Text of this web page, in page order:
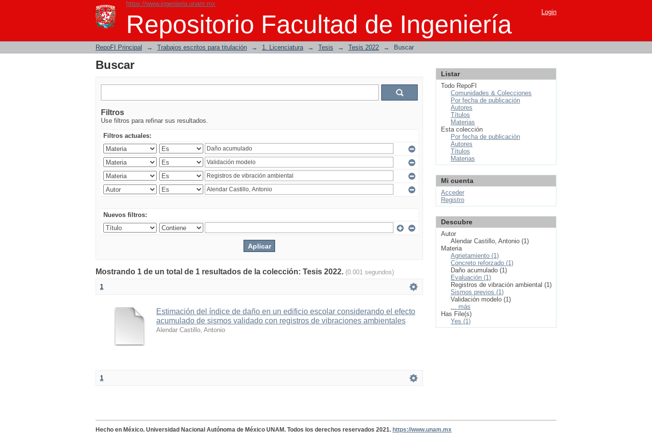
https://www.ingenieria.unam.mx
Repositorio Facultad de Ingeniería
Buscar Login
RepoFI Principal → Trabajos escritos para titulación → 1. Licenciatura → Tesis → Tesis 2022 → Buscar
Buscar
Filtros
Use filtros para refinar sus resultados.
Filtros actuales:
Nuevos filtros:
Mostrando 1 de un total de 1 resultados de la colección: Tesis 2022. (0.001 segundos)
1
Estimación del índice de daño en un edificio escolar considerando el efecto
acumulado de sismos validado con registros de vibraciones ambientales
Alendar Castillo, Antonio
1
Listar
Todo RepoFI
Comunidades & Colecciones
Por fecha de publicación
Autores
Títulos
Materias
Esta colección
Por fecha de publicación
Autores
Títulos
Materias
Mi cuenta
Acceder
Registro
Descubre
Autor
Alendar Castillo, Antonio (1)
Materia
Agrietamiento (1)
Concreto reforzado (1)
Daño acumulado (1)
Evaluación (1)
Registros de vibración ambiental (1)
Sismos previos (1)
Validación modelo (1)
... más
Has File(s)
Yes (1)
Hecho en México. Universidad Nacional Autónoma de México UNAM. Todos los derechos reservados 2021. https://www.unam.mx